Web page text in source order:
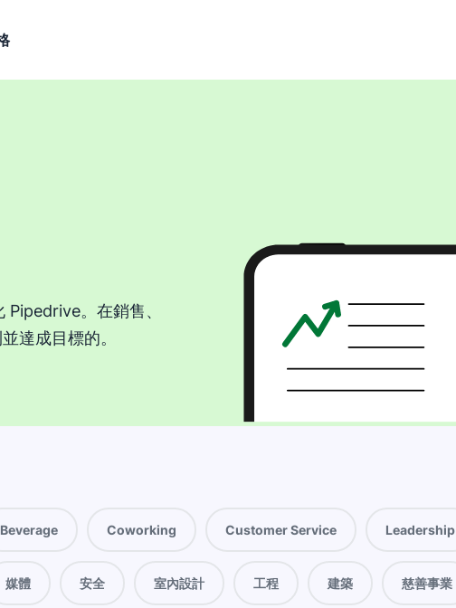
。在銷售、
達成目標的。
Beverage Coworking Customer Service Leadership
媒體 安全 室內設計 工程 建築 慈善事業